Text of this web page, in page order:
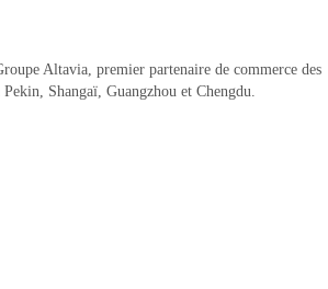
Altavia, premier partenaire de commerce des
Shangaï, Guangzhou et Chengdu.